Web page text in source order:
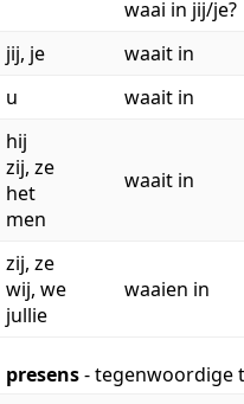
waai in jij/je?
jij, je
waait in
u
waait in
hij
zij, ze
het
men
waait in
zij, ze
wij, we
jullie
waaien in
presens- tegenwoordige